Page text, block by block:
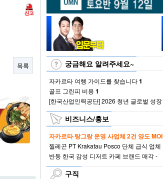
궁금해요 알려주세요~
자카르타 여행 가이드를 찾습니다1
골프 그린피 비용 1
[한국산업인력공단] 2026 청년 글로벌 성장
스토리 공모전 (~8/21)
비즈니스/홍보
자카르타·탕그랑 운영 사업체 2건 양도 MOI
끌라빠가딩 카페 매장 /…1
찔레곤 PT Krakatau Posco 단체 급식 업체
모집 입찰 참여 … 1
반둥 한국 감성 디저트 카페 브랜드 매각 -
연매출 20억 이상
구직
목록